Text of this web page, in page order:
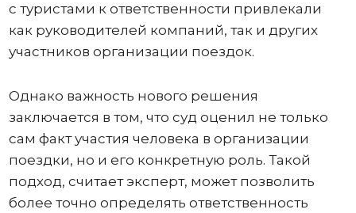
с туристами к ответственности привлекали
как руководителей компаний, так и других
участников организации поездок.
Однако важность нового решения
заключается в том, что суд оценил не только
сам факт участия человека в организации
поездки, но и его конкретную роль. Такой
подход, считает эксперт, может позволить
более точно определять ответственность